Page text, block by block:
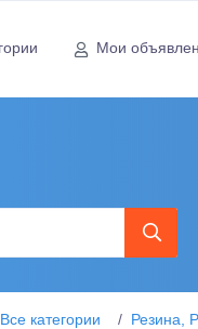
Мои
Все категории Резина,